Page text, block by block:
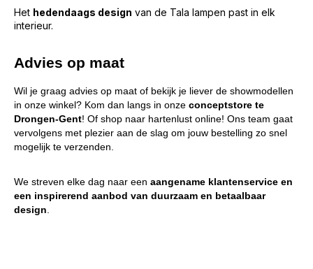
Het hedendaags design van de Tala lampen past in elk
interieur.
Advies op maat
Wil je graag advies op maat of bekijk je liever de showmodellen
in onze winkel? Kom dan langs in onze conceptstore te
Drongen-Gent! Of shop naar hartenlust online! Ons team gaat
vervolgens met plezier aan de slag om jouw bestelling zo snel
mogelijk te verzenden.
We streven elke dag naar een aangename klantenservice en
een inspirerend aanbod van duurzaam en betaalbaar
design